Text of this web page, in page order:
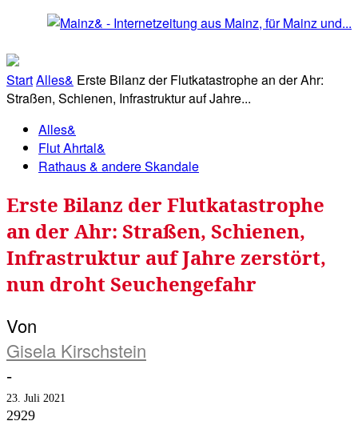
StartAlles& Erste Bilanz der Flutkatastrophe an der Ahr:
Straßen, Schienen, Infrastruktur auf Jahre...
Alles&
Flut Ahrtal&
Rathaus & andere Skandale
Erste Bilanz der Flutkatastrophe
an der Ahr: Straßen, Schienen,
Infrastruktur auf Jahre zerstört,
nun droht Seuchengefahr
Von
Gisela Kirschstein
-
23. Juli 2021
2929